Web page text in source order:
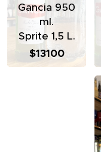
Gancia 950
ml.
Sprite 1,5 L.
$13100